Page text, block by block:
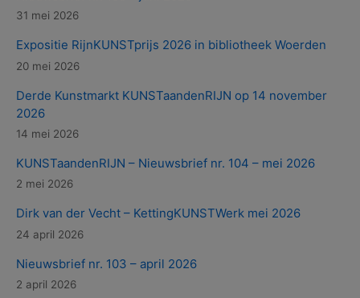
31 mei 2026
Expositie RijnKUNSTprijs 2026 in bibliotheek Woerden
20 mei 2026
Derde Kunstmarkt KUNSTaandenRIJN op 14 november
2026
14 mei 2026
KUNSTaandenRIJN – Nieuwsbrief nr. 104 – mei 2026
2 mei 2026
Dirk van der Vecht – KettingKUNSTWerk mei 2026
24 april 2026
Nieuwsbrief nr. 103 – april 2026
2 april 2026